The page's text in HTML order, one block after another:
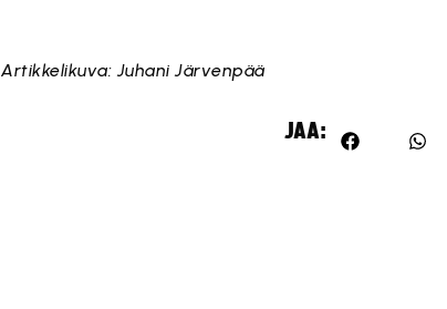
Artikkelikuva: Juhani Järvenpää
JAA: